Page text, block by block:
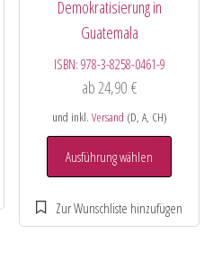
Demokratisierung in
Guatemala
ISBN: 978-3-8258-0461-9
ab24,90 €
und inkl. Versand (D, A, CH)
Ausführung wählen